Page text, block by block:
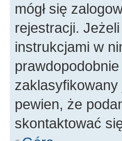
mógł się
rejestracji.
instrukcjami w
prawdopodobnie
pewien, że
skontaktować